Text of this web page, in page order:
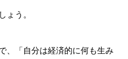
ょう。
、「自分は経済的に何も生み